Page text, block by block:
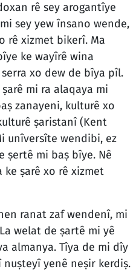
rê sey arogantîye
sey yew însano wende,
rê xizmet bikerî. Ma
ke wayîrê wina
xo dew de bîya pîl.
mi ra alaqaya mi
zanayeni, kulturê xo
ṣaristanî (Kent
unîversîte wendibi, ez
ṣertê mi baṣ bîye. Nê
ṣarê xo rê xizmet
ranat zaf wendenî, mi
welat de ṣartê mi yê
almanya. Tîya de mi dîy
yenê neṣir kerdiṣ.